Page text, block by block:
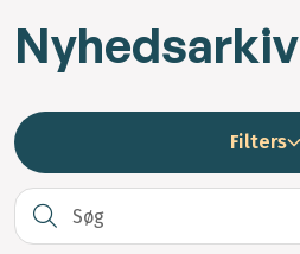
Nyhedsarkiv
Filters